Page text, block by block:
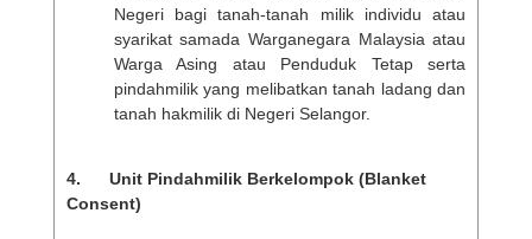
Negeri bagi tanah-tanah milik individu atau
syarikat samada Warganegara Malaysia atau
Warga Asing atau Penduduk Tetap serta
pindahmilik yang melibatkan tanah ladang dan
tanah hakmilik di Negeri Selangor.
4. Unit Pindahmilik Berkelompok (Blanket
Consent)